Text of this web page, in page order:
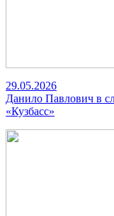
29.05.2026
Данило Павлович в
«Кузбасс»